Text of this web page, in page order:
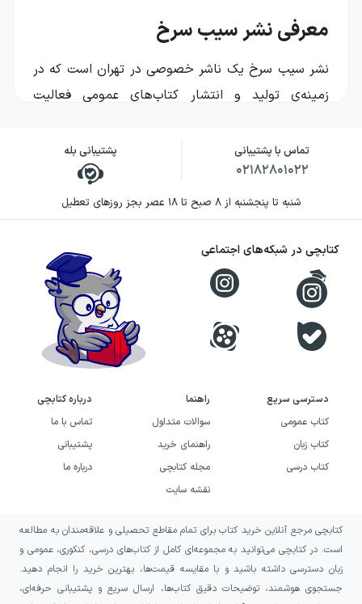
معرفی نشر سیب سرخ
نشر سیب سرخ یک ناشر خصوصی در تهران است که در
زمینه‌ی تولید و انتشار کتاب‌های عمومی فعالیت
آثاری است که مرز میان داستان، اندیشه و نگاه فرهنگی
را جدی می‌گیرند؛ آثاری که برای خواننده‌ی کنجکاو
طراحی شده‌اند و از خلال ترجمه و بازخوانی منابع مهم،
امکان گفت‌وگو با ایده‌ها و روایت‌های جهان را فراهم
می‌کنند. سیب سرخ همچنین با برگزاری برنامه‌هایی
فرهنگی در کنار کار نشر، تلاش می‌کند تعامل مخاطب
با کتاب را زنده نگه دارد.
تاریخچه‌ی نشر سیب سرخ
آن در خیابان انقلاب، روبه‌روی درب اصلی دانشگاه تهران
و پاساژ پارسا قرار دارد. این نشر در مسیر فعالیت خود،
به شکل هم‌زمان چند رویکرد را پیش برده است: چاپ
کتاب‌های عمومی، توسعه‌ی حوزه‌های ترجمه، و برگزاری
فعالیت‌ها، از مشارکت‌های رسانه‌ای تا اطلاعیه‌های
عمومیِ رویدادهای فرهنگی را شامل می‌شود.
تماس با پشتیبانی
۰۲۱۸۲۸۰۱۰۲۲
پشتیبانی بله
شنبه تا پنجشنبه از ۸ صبح تا ۱۸ عصر بجز روزهای تعطیل
دسترسی سریع
کتاب عمومی
کتاب زبان
کتاب درسی
راهنما
سوالات متداول
راهنمای خرید
مجله کتابچی
نقشه سایت
درباره کتابچی
تماس با ما
پشتیبانی
درباره ما
کتابچی در شبکه‌های اجتماعی
کتابچی مرجع آنلاین خرید کتاب برای تمام مقاطع تحصیلی و علاقه‌مندان به مطالعه
است. در کتابچی می‌توانید به مجموعه‌ای کامل از کتاب‌های درسی، کنکوری، عمومی و
زبان دسترسی داشته باشید و با مقایسه قیمت‌ها، بهترین خرید را انجام دهید.
جستجوی هوشمند، توضیحات دقیق کتاب‌ها، ارسال سریع و پشتیبانی حرفه‌ای،